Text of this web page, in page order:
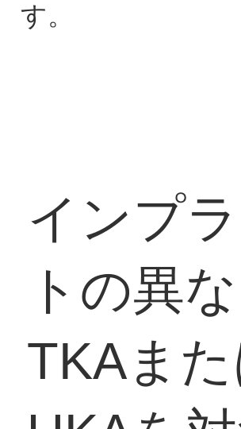
す。
インプ
トの異
TKAまた